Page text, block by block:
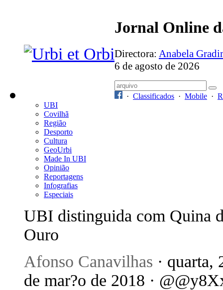
Jornal Online
Directora: Anabela
6 de agosto de 2026
· Classificados · Mobile ·
UBI
Covilhã
Região
Desporto
Cultura
GeoUrbi
Made In UBI
Opinião
Reportagens
Infografias
Especiais
UBI distinguida com Quina
Ouro
Afonso Canavilhas · quarta,
de mar?o de 2018 ·